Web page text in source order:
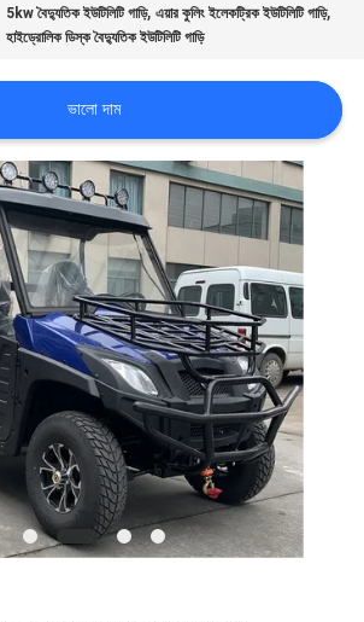
5kw বৈদ্যুতিক ইউটিলিটি গাড়ি,এয়ার কুলিং ইলেকট্রিক ইউটিলিটি গাড়ি,
হাইড্রোলিক ডিস্ক বৈদ্যুতিক ইউটিলিটি গাড়ি
ভালো দাম